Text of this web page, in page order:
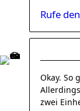
Rufe
Okay. So
zwei